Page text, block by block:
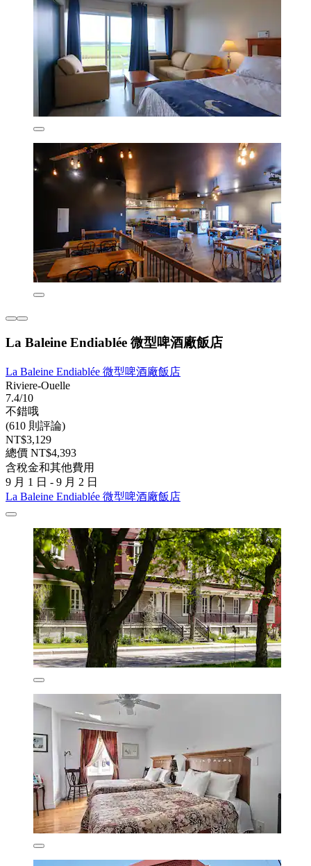
La Baleine Endiablée 微型啤酒廠飯店
La Baleine Endiablée 微型啤酒廠飯店
Riviere-Ouelle
7.4/10
不錯哦
(610 則評論)
NT$3,129
總價 NT$4,393
含稅金和其他費用
9 月 1 日 - 9 月 2 日
La Baleine Endiablée 微型啤酒廠飯店